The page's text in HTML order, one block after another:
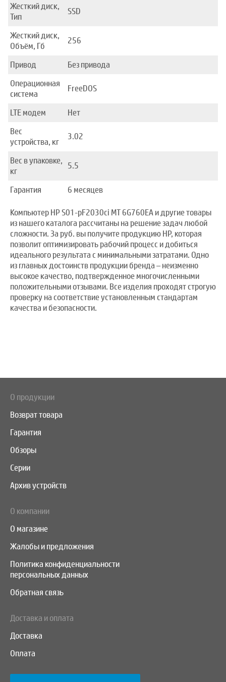
Жесткий диск,
Тип
SSD
Жесткий диск,
Объём, Гб
256
Привод
Без привода
Операционная
система
FreeDOS
LTE модем
Нет
Вес
устройства, кг
3.02
Вес в упаковке,
кг
5.5
Гарантия 6 месяцев
Компьютер HP S01-pF2030ci MT 6G760EA и другие товары
из нашего каталога рассчитаны на решение задач любой
сложности. За руб. вы получите продукцию HP, которая
позволит оптимизировать рабочий процесс и добиться
идеального результата с минимальными затратами. Одно
из главных достоинств продукции бренда – неизменно
высокое качество, подтвержденное многочисленными
положительными отзывами. Все изделия проходят строгую
проверку на соответствие установленным стандартам
качества и безопасности.
О продукции
Возврат товара
Гарантия
Обзоры
Серии
Архив устройств
О компании
О магазине
Жалобы и предложения
Политика конфиденциальности
персональных данных
Обратная связь
Доставка и оплата
Доставка
Оплата